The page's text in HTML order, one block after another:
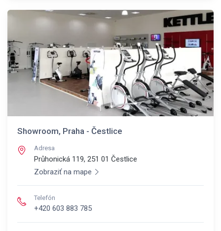
Showroom, Praha - Čestlice
Adresa
Průhonická 119, 251 01 Čestlice
Zobraziť na mape
Telefón
+420 603 883 785